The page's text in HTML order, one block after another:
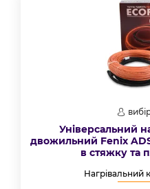
Універсальний
двожильний Fenix
в стяжку та
Нагрівальний